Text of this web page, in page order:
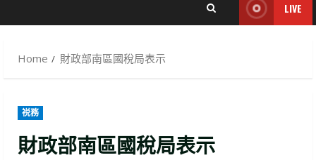
LIVE
Home 財政部南區國稅局表示
祱務
財政部南區國稅局表示